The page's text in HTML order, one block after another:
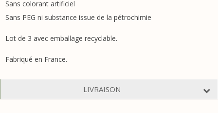
Sans colorant artificiel
Sans PEG ni substance issue de la pétrochimie
Lot de 3 avec emballage recyclable.
Fabriqué en France.
LIVRAISON